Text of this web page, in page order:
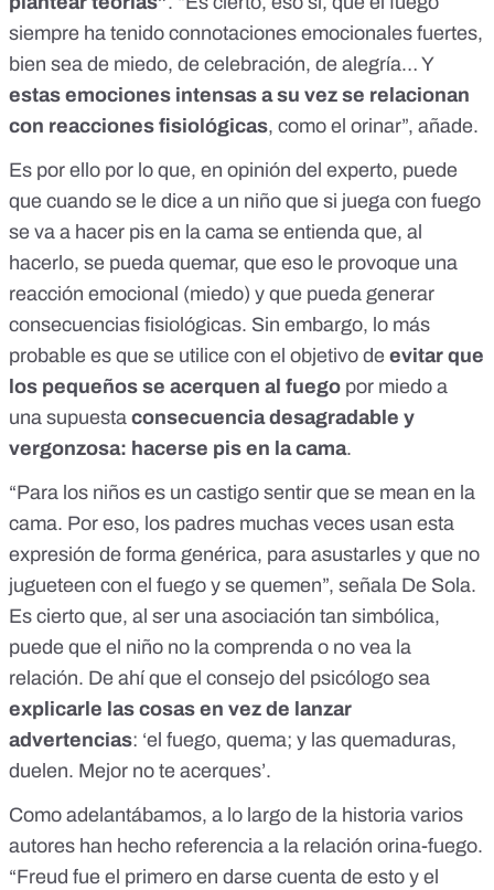
siempre ha tenido connotaciones emocionales fuertes,
bien sea de miedo, de celebración, de alegría… Y
estas emociones intensas a su vez se relacionan
con reacciones fisiológicas, como el orinar”, añade.
Es por ello por lo que, en opinión del experto, puede
que cuando se le dice a un niño que si juega con fuego
se va a hacer pis en la cama se entienda que, al
hacerlo, se pueda quemar, que eso le provoque una
reacción emocional (miedo) y que pueda generar
consecuencias fisiológicas. Sin embargo, lo más
probable es que se utilice con el objetivo de evitar que
los pequeños se acerquen al fuego por miedo a
una supuesta consecuencia desagradable y
vergonzosa: hacerse pis en la cama.
“Para los niños es un castigo sentir que se mean en la
cama. Por eso, los padres muchas veces usan esta
expresión de forma genérica, para asustarles y que no
jugueteen con el fuego y se quemen”, señala De Sola.
Es cierto que, al ser una asociación tan simbólica,
puede que el niño no la comprenda o no vea la
relación. De ahí que el consejo del psicólogo sea
explicarle las cosas en vez de lanzar
advertencias: ‘el fuego, quema; y las quemaduras,
duelen. Mejor no te acerques’.
Como adelantábamos, a lo largo de la historia varios
autores han hecho referencia a la relación orina-fuego.
“Freud fue el primero en darse cuenta de esto y el